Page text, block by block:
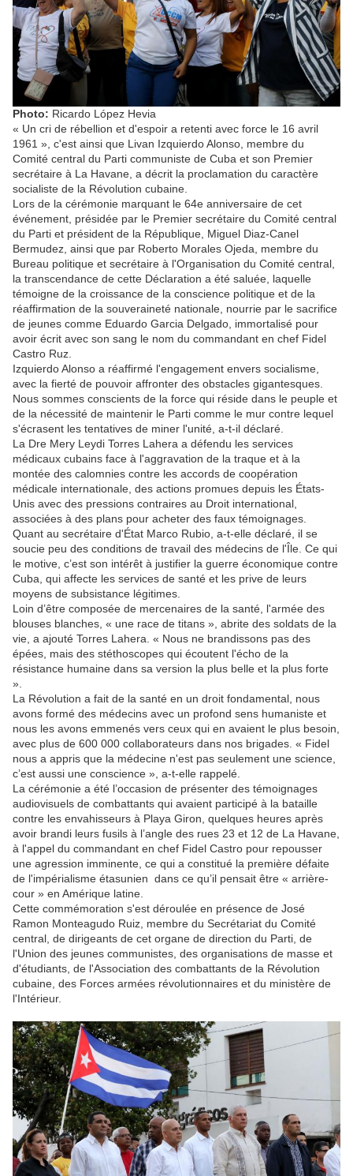
Photo: Ricardo López Hevia
« Un cri de rébellion et d'espoir a retenti avec force le 16 avril
1961 », c'est ainsi que Livan Izquierdo Alonso, membre du
Comité central du Parti communiste de Cuba et son Premier
secrétaire à La Havane, a décrit la proclamation du caractère
socialiste de la Révolution cubaine.
Lors de la cérémonie marquant le 64e anniversaire de cet
événement, présidée par le Premier secrétaire du Comité central
du Parti et président de la République, Miguel Diaz-Canel
Bermudez, ainsi que par Roberto Morales Ojeda, membre du
Bureau politique et secrétaire à l'Organisation du Comité central,
la transcendance de cette Déclaration a été saluée, laquelle
témoigne de la croissance de la conscience politique et de la
réaffirmation de la souveraineté nationale, nourrie par le sacrifice
de jeunes comme Eduardo Garcia Delgado, immortalisé pour
avoir écrit avec son sang le nom du commandant en chef Fidel
Castro Ruz.
Izquierdo Alonso a réaffirmé l'engagement envers socialisme,
avec la fierté de pouvoir affronter des obstacles gigantesques.
Nous sommes conscients de la force qui réside dans le peuple et
de la nécessité de maintenir le Parti comme le mur contre lequel
s'écrasent les tentatives de miner l'unité, a-t-il déclaré.
La Dre Mery Leydi Torres Lahera a défendu les services
médicaux cubains face à l'aggravation de la traque et à la
montée des calomnies contre les accords de coopération
médicale internationale, des actions promues depuis les États-
Unis avec des pressions contraires au Droit international,
associées à des plans pour acheter des faux témoignages.
Quant au secrétaire d'État Marco Rubio, a-t-elle déclaré, il se
soucie peu des conditions de travail des médecins de l'Île. Ce qui
le motive, c’est son intérêt à justifier la guerre économique contre
Cuba, qui affecte les services de santé et les prive de leurs
moyens de subsistance légitimes.
Loin d’être composée de mercenaires de la santé, l'armée des
blouses blanches, « une race de titans », abrite des soldats de la
vie, a ajouté Torres Lahera. « Nous ne brandissons pas des
épées, mais des stéthoscopes qui écoutent l'écho de la
résistance humaine dans sa version la plus belle et la plus forte
».
La Révolution a fait de la santé en un droit fondamental, nous
avons formé des médecins avec un profond sens humaniste et
nous les avons emmenés vers ceux qui en avaient le plus besoin,
avec plus de 600 000 collaborateurs dans nos brigades. « Fidel
nous a appris que la médecine n'est pas seulement une science,
c’est aussi une conscience », a-t-elle rappelé.
La cérémonie a été l’occasion de présenter des témoignages
audiovisuels de combattants qui avaient participé à la bataille
contre les envahisseurs à Playa Giron, quelques heures après
avoir brandi leurs fusils à l’angle des rues 23 et 12 de La Havane,
à l'appel du commandant en chef Fidel Castro pour repousser
une agression imminente, ce qui a constitué la première défaite
de l'impérialisme étasunien dans ce qu’il pensait être « arrière-
cour » en Amérique latine.
Cette commémoration s'est déroulée en présence de José
Ramon Monteagudo Ruiz, membre du Secrétariat du Comité
central, de dirigeants de cet organe de direction du Parti, de
l'Union des jeunes communistes, des organisations de masse et
d'étudiants, de l'Association des combattants de la Révolution
cubaine, des Forces armées révolutionnaires et du ministère de
l'Intérieur.